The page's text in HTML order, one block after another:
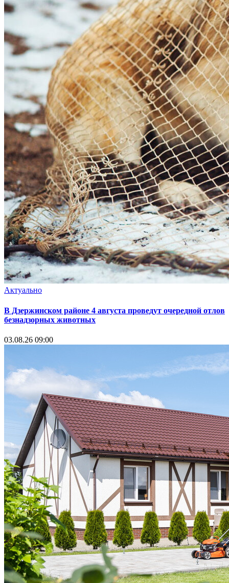
Актуально
В Дзержинском районе 4 августа проведут очередной отлов
безнадзорных животных
03.08.26 09:00